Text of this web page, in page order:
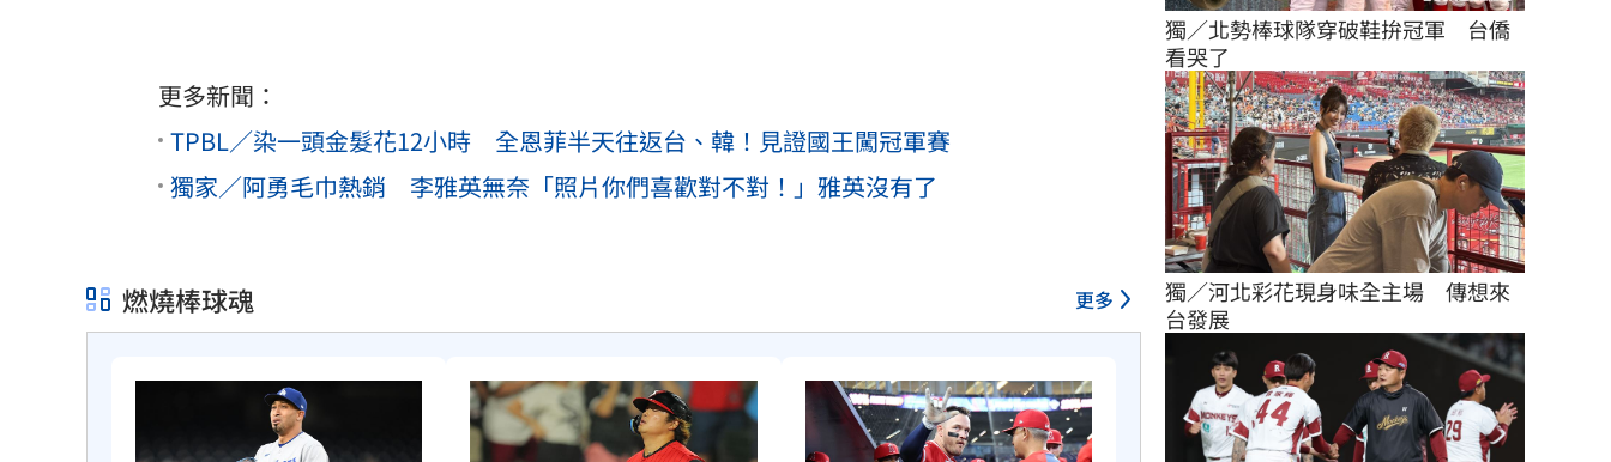
更多新聞：
TPBL／染一頭金髮花12小時 全恩菲半天往返台、韓！見證國王闖冠軍賽
獨家／阿勇毛巾熱銷 李雅英無奈「照片你們喜歡對不對！」雅英沒有了
燃燒棒球魂 更多
獨／北勢棒球隊穿破鞋拚冠軍　台僑
看哭了
獨／河北彩花現身味全主場　傳想來
台發展